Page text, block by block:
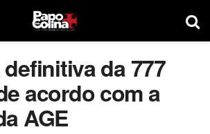
da 777
acordo com a
AGE